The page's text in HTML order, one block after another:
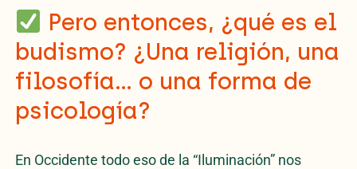
Pero entonces, ¿qué es el
budismo? ¿Una religión, una
filosofía… o una forma de
psicología?
En Occidente todo eso de la “Iluminación” nos